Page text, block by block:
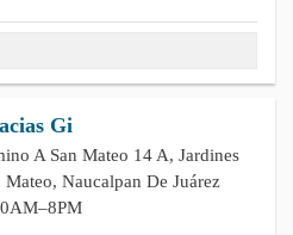
Gi
A San Mateo 14 A, Jardines
Mateo, Naucalpan De Juárez